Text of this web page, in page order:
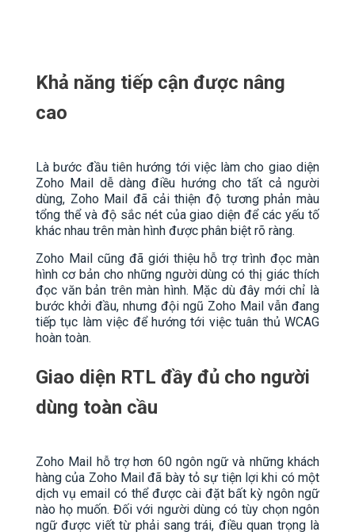
Khả năng tiếp cận được nâng
cao
Là bước đầu tiên hướng tới việc làm cho giao diện
Zoho Mail dễ dàng điều hướng cho tất cả người
dùng, Zoho Mail đã cải thiện độ tương phản màu
tổng thể và độ sắc nét của giao diện để các yếu tố
khác nhau trên màn hình được phân biệt rõ ràng.
Zoho Mail cũng đã giới thiệu hỗ trợ trình đọc màn
hình cơ bản cho những người dùng có thị giác thích
đọc văn bản trên màn hình. Mặc dù đây mới chỉ là
bước khởi đầu, nhưng đội ngũ Zoho Mail vẫn đang
tiếp tục làm việc để hướng tới việc tuân thủ WCAG
hoàn toàn.
Giao diện RTL đầy đủ cho người
dùng toàn cầu
Zoho Mail hỗ trợ hơn 60 ngôn ngữ và những khách
hàng của Zoho Mail đã bày tỏ sự tiện lợi khi có một
dịch vụ email có thể được cài đặt bất kỳ ngôn ngữ
nào họ muốn. Đối với người dùng có tùy chọn ngôn
ngữ được viết từ phải sang trái, điều quan trọng là